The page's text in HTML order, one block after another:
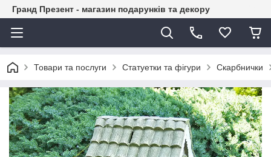
Гранд Презент - магазин подарунків та декору
Товари та послуги Статуетки та фігури Скарбнички